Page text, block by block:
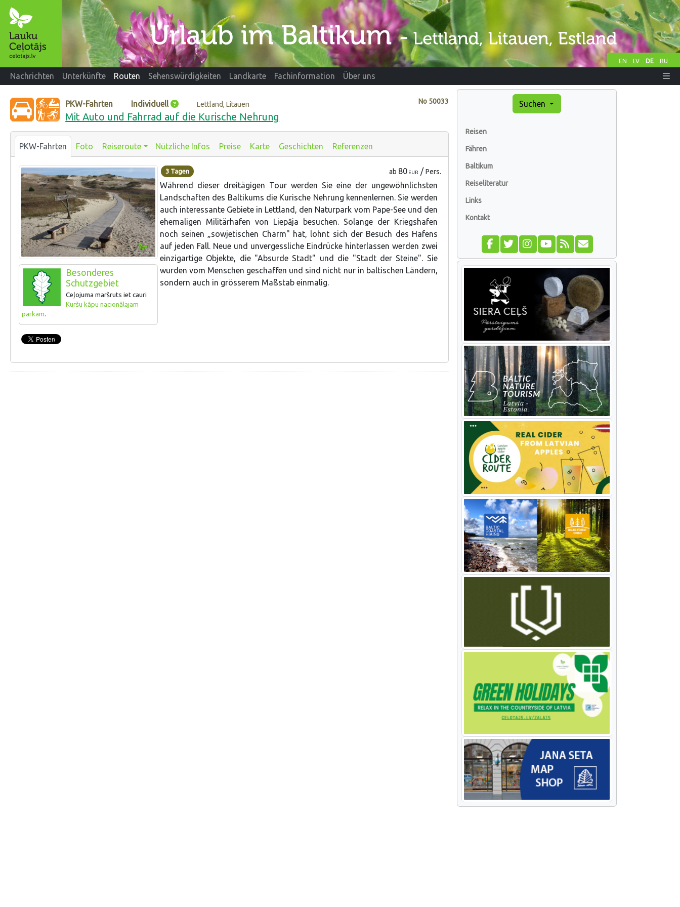
EN LV DE RU
Nachrichten Unterkünfte Routen Sehenswürdigkeiten Landkarte Fachinformation Über uns
No 50033
PKW-Fahrten Individuell Lettland, Litauen
Mit Auto und Fahrrad auf die Kurische Nehrung
PKW-Fahrten Foto Reiseroute Nützliche Infos Preise Karte Geschichten Referenzen
Besonderes
Schutzgebiet
Ceļojuma maršruts iet cauri
Kuršu kāpu nacionālajam
parkam.
ab 80EUR /Pers.
3 Tagen
Während dieser dreitägigen Tour werden Sie eine der ungewöhnlichsten
Landschaften des Baltikums die Kurische Nehrung kennenlernen. Sie werden
auch interessante Gebiete in Lettland, den Naturpark vom Pape-See und den
ehemaligen Militärhafen von Liepāja besuchen. Solange der Kriegshafen
noch seinen „sowjetischen Charm" hat, lohnt sich der Besuch des Hafens
auf jeden Fall. Neue und unvergessliche Eindrücke hinterlassen werden zwei
einzigartige Objekte, die "Absurde Stadt" und die "Stadt der Steine". Sie
wurden vom Menschen geschaffen und sind nicht nur in baltischen Ländern,
sondern auch in grösserem Maßstab einmalig.
Suchen
Reisen
Fähren
Baltikum
Reiseliteratur
Links
Kontakt